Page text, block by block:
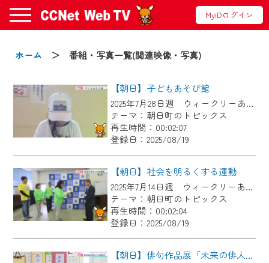
MyiDログイン
ホーム ＞ 番組・写真一覧(関連映像・写真)
【朝日】子どもあそび館
2025年7月28日週 ウィークリーあさひにて放送
テーマ：朝日町のトピックス
再生時間：00:02:07
登録日：2025/08/19
【朝日】社会を明るくする運動
2025年7月14日週 ウィークリーあさひにて放送
テーマ：朝日町のトピックス
再生時間：00:02:04
登録日：2025/08/19
【朝日】俳句作品展「未来の俳人たち」（中学校の部）
お知らせ
2024/09/02
動画配信サービス『CCNet Web TV』は2024
年9月24日からリニューアルします！
【変更点】
◆デザイン変更により、お住まいの地域
の動画コンテンツが一目瞭然。
◆当社アプリやＰＣブラウザから、いつ
でも・どこでも・外出先でも！
CCNetサービスエリア20市町の地域情報
番組をご視聴いただけます！